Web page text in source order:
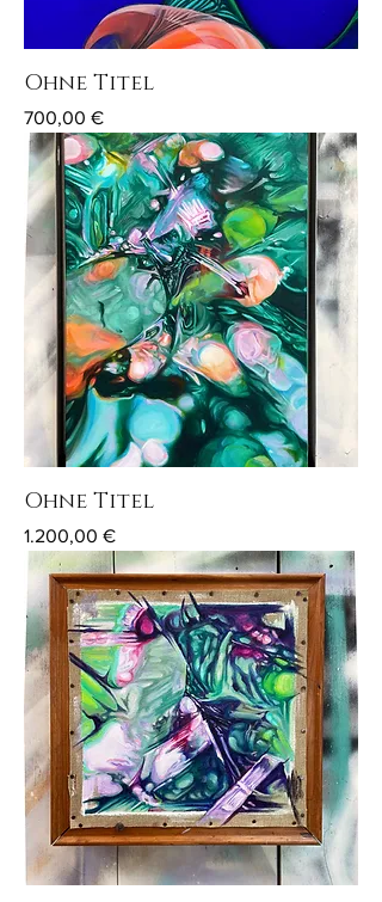
Ohne Titel
Preis
700,00 €
Ohne Titel
Preis
1.200,00 €